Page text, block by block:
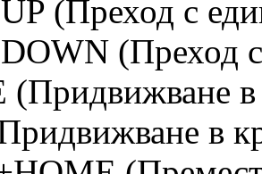
(Преход с
(Преход
в
в